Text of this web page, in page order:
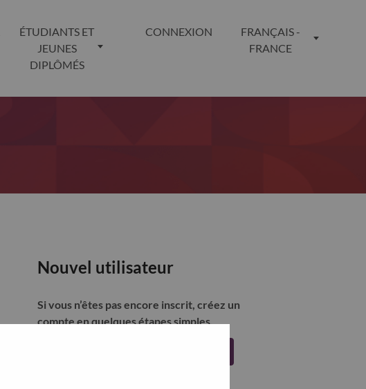
ÉTUDIANTS ET
JEUNES
DIPLÔMÉS
CONNEXION
FRANÇAIS -
FRANCE
Nouvel utilisateur
Si vous n’êtes pas encore inscrit, créez un
compte en quelques étapes simples.